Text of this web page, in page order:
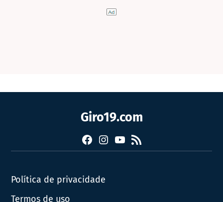
Giro19.com
FacebookInstagram
YouTube
RSS
Política de privacidade
Termos de uso